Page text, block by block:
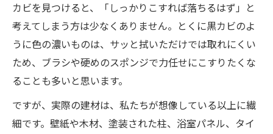
カビを見つけると、「しっかりこすれば落ちるはず」と
考えてしまう方は少なくありません。とくに黒カビのよ
うに色の濃いものは、サッと拭いただけでは取れにくい
ため、ブラシや硬めのスポンジで力任せにこすりたくな
ることも多いと思います。
ですが、実際の建材は、私たちが想像している以上に繊
細です。壁紙や木材、塗装された柱、浴室パネル、タイ